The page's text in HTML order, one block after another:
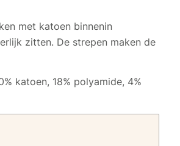
met katoen binnenin
zitten. De strepen maken de
katoen, 18% polyamide, 4%